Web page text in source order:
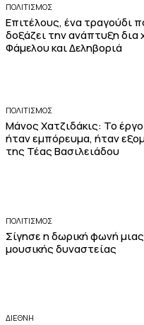
ΠΟΛΙΤΙΣΜΟΣ
Επιτέλους, ένα τραγούδι
δοξάζει την ανάπτυξη δια
Φάμελου και Δεληβοριά
ΠΟΛΙΤΙΣΜΟΣ
Μάνος Χατζιδάκις: Το
ήταν εμπόρευμα, ήταν
της Τέας Βασιλειάδου
ΠΟΛΙΤΙΣΜΟΣ
Σίγησε η δωρική φωνή
μουσικής δυναστείας
ΔΙΕΘΝΗ